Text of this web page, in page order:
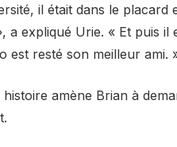
il était dans le
a expliqué Urie. « Et puis
est resté son meilleur ami.
amène Brian à